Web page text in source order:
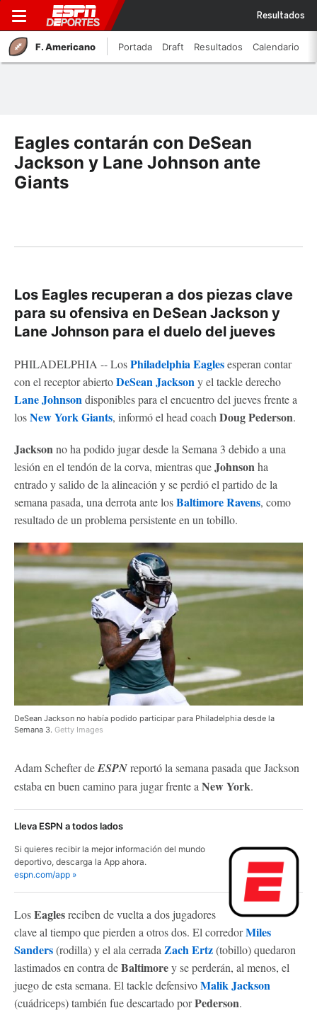
Resultados
F. Americano Portada Draft Resultados Calendario
Eagles contarán con DeSean
Jackson y Lane Johnson ante
Giants
Los Eagles recuperan a dos piezas clave
para su ofensiva en DeSean Jackson y
Lane Johnson para el duelo del jueves
PHILADELPHIA -- LosPhiladelphia Eaglesesperan contar
con el receptor abiertoDeSean Jacksony el tackle derecho
Lane Johnsondisponibles para el encuentro del jueves frente a
losNew York Giants, informó el head coach Doug Pederson.
Jacksonno ha podido jugar desde la Semana 3 debido a una
lesión en el tendón de la corva, mientras queJohnsonha
entrado y salido de la alineación y se perdió el partido de la
semana pasada, una derrota ante losBaltimore Ravens, como
resultado de un problema persistente en un tobillo.
DeSean Jackson no había podido participar para Philadelphia desde la
Semana 3. Getty Images
Adam Schefter deESPNreportó la semana pasada que Jackson
estaba en buen camino para jugar frente a New York.
Lleva ESPN a todos lados
Si quieres recibir la mejor información del mundo
deportivo, descarga la App ahora.
espn.com/app »
LosEaglesreciben de vuelta a dos jugadores
clave al tiempo que pierden a otros dos. El corredorMiles
Sanders(rodilla) y el ala cerrada Zach Ertz(tobillo) quedaron
lastimados en contra deBaltimorey se perderán, al menos, el
juego de esta semana. El tackle defensivoMalik Jackson
(cuádriceps) también fue descartado porPederson.